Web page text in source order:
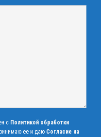
с Политикой обработки
ее и даю Согласие на